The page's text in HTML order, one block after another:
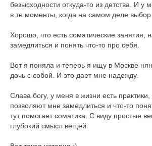
безысходности откуда-то из детства. И у
в те моменты, когда на самом деле выбор
Хорошо, что есть соматические занятия,
замедлиться и понять что-то про себя.
Вот я поняла и теперь я ищу в Москве
дочь с собой. И это дает мне надежду.
Слава богу, у меня в жизни есть
позволяют мне замедлиться и что-то
тут помогает соматика. С виду простые
глубокий смысл вещей.